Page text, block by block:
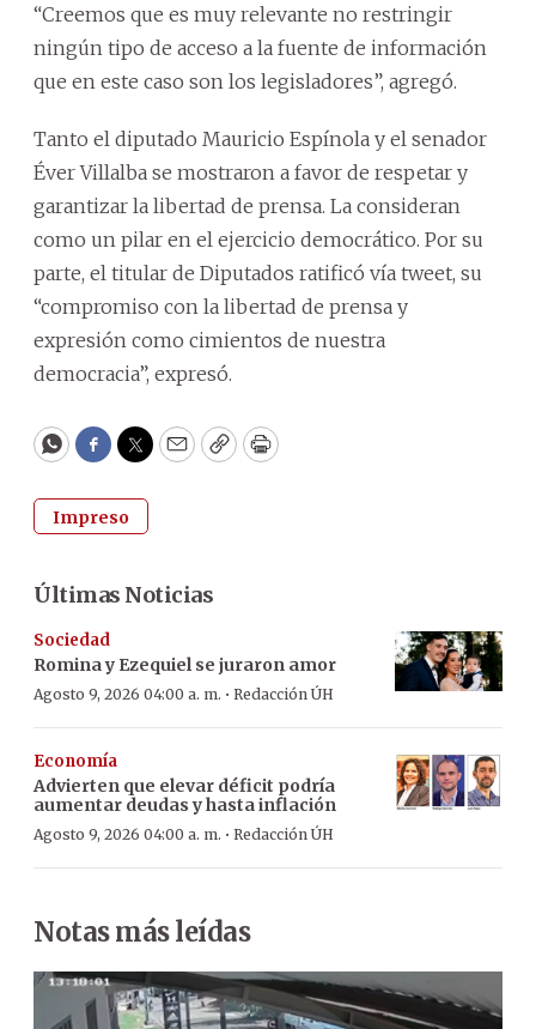
“Creemos que es muy relevante no restringir
ningún tipo de acceso a la fuente de información
que en este caso son los legisladores”, agregó.
Tanto el diputado Mauricio Espínola y el senador
Éver Villalba se mostraron a favor de respetar y
garantizar la libertad de prensa. La consideran
como un pilar en el ejercicio democrático. Por su
parte, el titular de Diputados ratificó vía tweet, su
“compromiso con la libertad de prensa y
expresión como cimientos de nuestra
democracia”, expresó.
WhatsApp
Facebook
Twitter
EmailCopyPrint
Impreso
Últimas Noticias
Sociedad
Romina y Ezequiel se juraron amor
Agosto 9, 2026 04:00 a. m. · Redacción ÚH
Economía
Advierten que elevar déficit podría
aumentar deudas y hasta inflación
Agosto 9, 2026 04:00 a. m. · Redacción ÚH
Notas más leídas